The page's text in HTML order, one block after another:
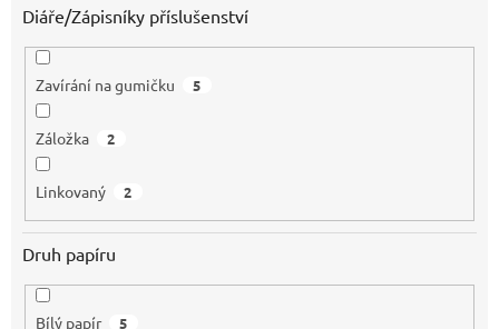
Diáře/Zápisníky příslušenství
Zavírání na gumičku 5
Záložka 2
Linkovaný 2
Druh papíru
Bílý papír 5